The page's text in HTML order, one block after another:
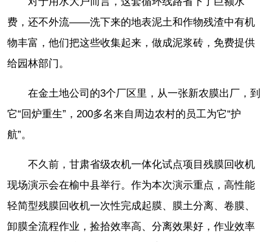
费，还不外流——洗下来的地表泥土和作物残渣中有机
物丰富，他们把这些收集起来，做成泥浆砖，免费提供
给园林部门。
在金土地公司的3个厂区里，从一张新农膜出厂，到
它“回炉重生”，200多名来自周边农村的员工为它“护
航”。
不久前，甘肃省级农机一体化试点项目残膜回收机
现场演示会在榆中县举行。作为本次演示重点，高性能
轻简型残膜回收机一次性完成起膜、膜土分离、卷膜、
卸膜全流程作业，捡拾效率高、分离效果好，作业效率